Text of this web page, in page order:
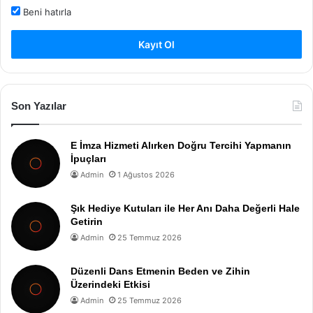
Beni hatırla
Kayıt Ol
Son Yazılar
E İmza Hizmeti Alırken Doğru Tercihi Yapmanın
İpuçları
Admin 1 Ağustos 2026
Şık Hediye Kutuları ile Her Anı Daha Değerli Hale
Getirin
Admin 25 Temmuz 2026
Düzenli Dans Etmenin Beden ve Zihin
Üzerindeki Etkisi
Admin 25 Temmuz 2026